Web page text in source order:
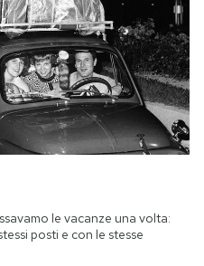
le vacanze una volta:
posti e con le stesse